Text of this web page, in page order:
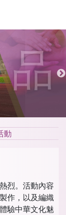
動
烈。活動內容
作，以及編織
驗中華文化魅